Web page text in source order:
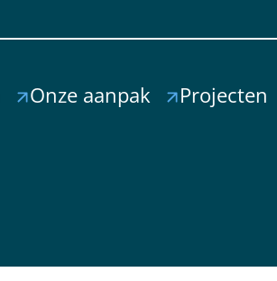
Onze aanpak
Projecten